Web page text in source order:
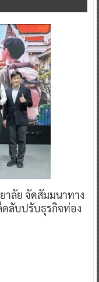
ลัย จัดสัมมนาทาง
ดลับปรับธุรกิจท่อง